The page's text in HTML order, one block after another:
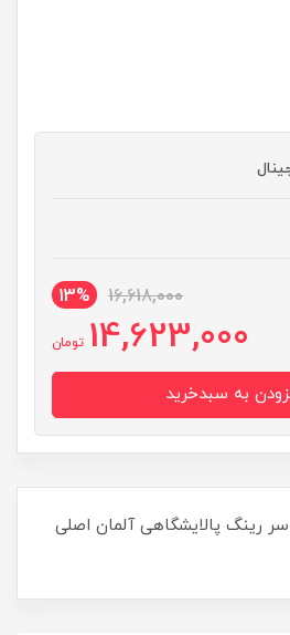
16,618,000
13%
14,623,000 تومان
رینگ پالایشگاهی آلمان اصلی